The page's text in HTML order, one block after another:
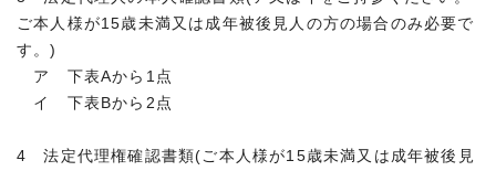
ご本人様が15歳未満又は成年被後見人の方の場合のみ必要で
す。)
ア 下表Aから1点
イ 下表Bから2点
4 法定代理権確認書類(ご本人様が15歳未満又は成年被後見